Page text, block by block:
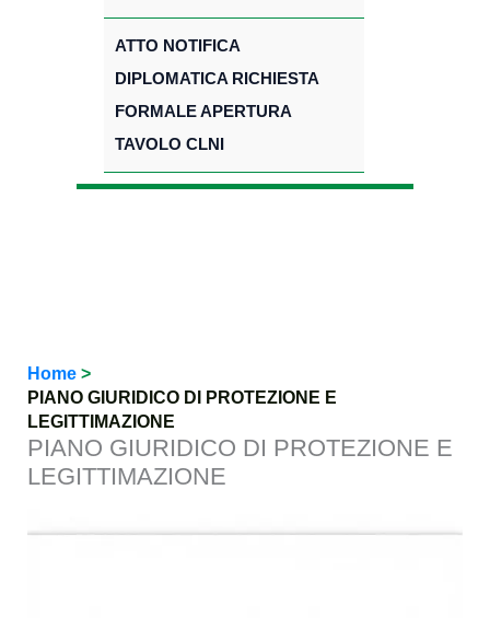
ATTO NOTIFICA
DIPLOMATICA RICHIESTA
FORMALE APERTURA
TAVOLO CLNI
Home
PIANO GIURIDICO DI PROTEZIONE E
LEGITTIMAZIONE
PIANO GIURIDICO DI PROTEZIONE E
LEGITTIMAZIONE